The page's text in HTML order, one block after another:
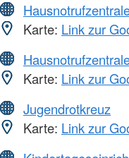
Karte: Link zur
Karte: Link zur
Jugendrotkreuz
Karte: Link zur